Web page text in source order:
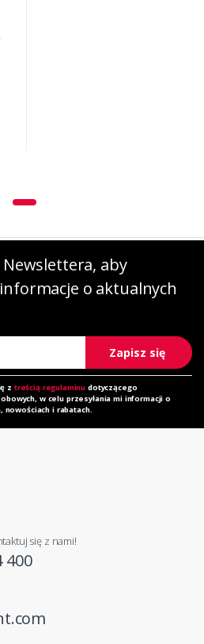
Newslettera, aby
o aktualnych
Zapisz się
z treścią regulaminu dotyczącego
w celu przesyłania mi informacji o
i rabatach.
się z nami!
400